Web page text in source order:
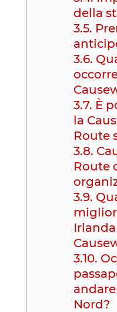
della
3.5.
3.6.
3.7. È
la
Route
3.8.
Route
3.9.
3.10.
Nord?